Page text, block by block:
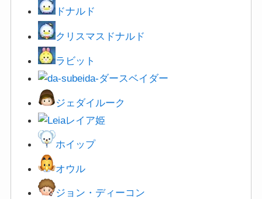
ドナルド
クリスマスドナルド
ラビット
ダースベイダー
ジェダイルーク
レイア姫
ホイップ
オウル
ジョン・ディーコン